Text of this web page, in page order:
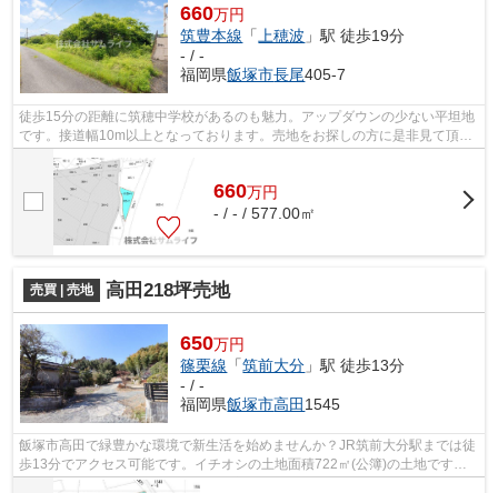
660万円
筑豊本線 「 上穂波 」駅 徒歩19分
- / -
福岡県飯塚市長尾405-7
徒歩15分の距離に筑穂中学校があるのも魅力。アップダウンの少ない平坦地
です。接道幅10m以上となっております。売地をお探しの方に是非見て頂き
たいイチオシの土地です。サムライフの...
660万円
- / - / 577.00㎡
売買 | 売地 高田218坪売地
650万円
篠栗線 「筑前大分 」駅 徒歩13分
- / -
福岡県飯塚市高田 1545
飯塚市高田で緑豊かな環境で新生活を始めませんか？JR筑前大分駅までは徒
歩13分でアクセス可能です。イチオシの土地面積722㎡(公簿)の土地です。
篠栗線筑前大分周辺には、土地が豊富に...